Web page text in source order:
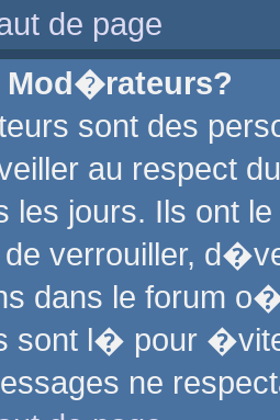
de page
Mod�rateurs?
sont des
au respect
les jours. Ils ont
verrouiller,
dans le forum
sont l� pour
ne